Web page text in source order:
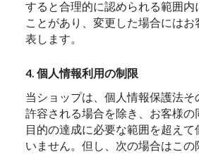
すると合理的に認められる範囲内
ことがあり、変更した場合には
表します。
4. 個人情報利用の制限
当ショップは、個人情報保護法そ
許容される場合を除き、お客様の
目的の達成に必要な範囲を超えて
いません。但し、次の場合はこ